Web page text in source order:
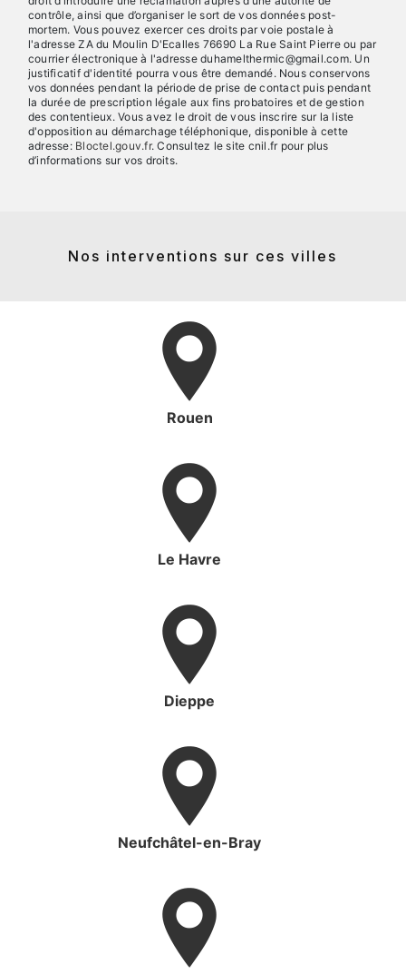
contrôle, ainsi que d’organiser le sort de vos données post-
mortem. Vous pouvez exercer ces droits par voie postale à
l'adresse ZA du Moulin D'Ecalles 76690 La Rue Saint Pierre ou par
courrier électronique à l'adresse duhamelthermic@gmail.com. Un
justificatif d'identité pourra vous être demandé. Nous conservons
vos données pendant la période de prise de contact puis pendant
la durée de prescription légale aux fins probatoires et de gestion
des contentieux. Vous avez le droit de vous inscrire sur la liste
d'opposition au démarchage téléphonique, disponible à cette
adresse: Bloctel.gouv.fr. Consultez le site cnil.fr pour plus
d’informations sur vos droits.
Nos interventions sur ces villes
Rouen
Le Havre
Dieppe
Neufchâtel-en-Bray